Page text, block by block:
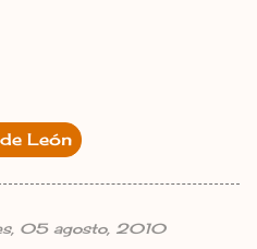
León
05 agosto, 2010